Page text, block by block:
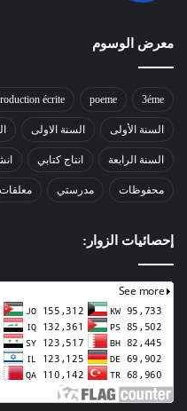
معرض الوسوم
3éme
poeme
écrite
السنة الأولى السنة الاولى
السنة الرابعة انتاج كتابي
محفوظات مدرستي معلقات
إحصائيات الزوار: